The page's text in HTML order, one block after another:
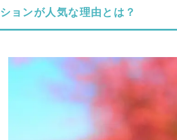
ョンが人気な理由とは？